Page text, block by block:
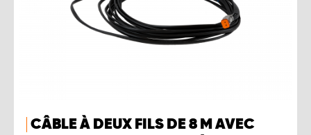
CÂBLE À DEUX FILS DE 8 M AVEC